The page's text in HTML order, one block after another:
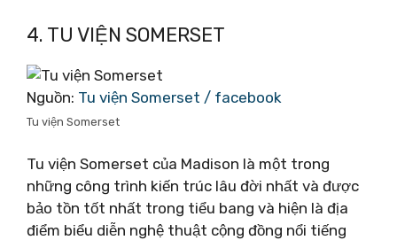
4. TU VIỆN SOMERSET
Nguồn: Tu viện Somerset / facebook
Tu viện Somerset
Tu viện Somerset của Madison là một trong
những công trình kiến ​​trúc lâu đời nhất và được
bảo tồn tốt nhất trong tiểu bang và hiện là địa
điểm biểu diễn nghệ thuật cộng đồng nổi tiếng